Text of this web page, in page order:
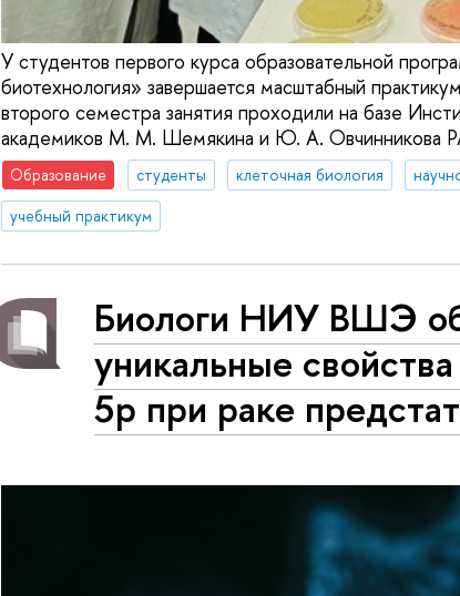
У студентов первого курса образовательной
биотехнология» завершается масштабный
второго семестра занятия проходили на базе
академиков М. М. Шемякина и Ю. А. Овчинникова
Образование студенты клеточная биология
учебный практикум
Биологи НИУ ВШЭ
уникальные
5р при раке